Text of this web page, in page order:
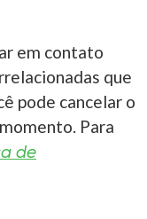
em contato
que
pode cancelar o
Para
de